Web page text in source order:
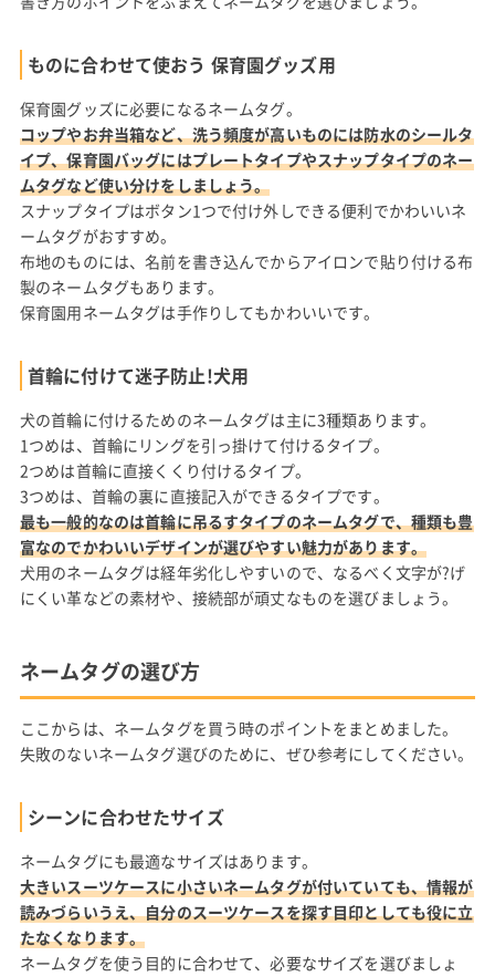
ものに合わせて使おう 保育園グッズ用
保育園グッズに必要になるネームタグ。
コップやお弁当箱など、洗う頻度が高いものには防水のシールタ
イプ、保育園バッグにはプレートタイプやスナップタイプのネー
ムタグなど使い分けをしましょう。
スナップタイプはボタン1つで付け外しできる便利でかわいいネ
ームタグがおすすめ。
布地のものには、名前を書き込んでからアイロンで貼り付ける布
製のネームタグもあります。
保育園用ネームタグは手作りしてもかわいいです。
首輪に付けて迷子防止!犬用
犬の首輪に付けるためのネームタグは主に3種類あります。
1つめは、首輪にリングを引っ掛けて付けるタイプ。
2つめは首輪に直接くくり付けるタイプ。
3つめは、首輪の裏に直接記入ができるタイプです。
最も一般的なのは首輪に吊るすタイプのネームタグで、種類も豊
富なのでかわいいデザインが選びやすい魅力があります。
犬用のネームタグは経年劣化しやすいので、なるべく文字が?げ
にくい革などの素材や、接続部が頑丈なものを選びましょう。
ネームタグの選び方
ここからは、ネームタグを買う時のポイントをまとめました。
失敗のないネームタグ選びのために、ぜひ参考にしてください。
シーンに合わせたサイズ
ネームタグにも最適なサイズはあります。
大きいスーツケースに小さいネームタグが付いていても、情報が
読みづらいうえ、自分のスーツケースを探す目印としても役に立
たなくなります。
ネームタグを使う目的に合わせて、必要なサイズを選びましょ